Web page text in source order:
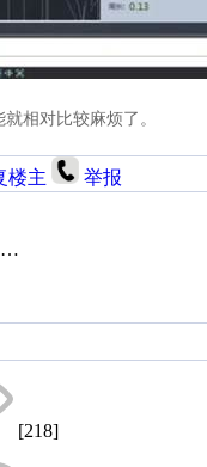
相对比较麻烦了。
楼主 举报
[218]